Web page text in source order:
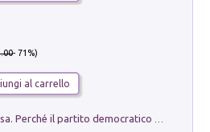
- 71%)
al carrello